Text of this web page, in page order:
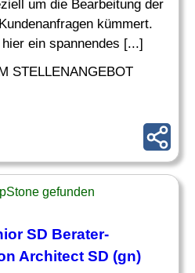
um die Bearbeitung der
kümmert.
ein spannendes [...]
STELLENANGEBOT
gefunden
SD Berater-
Architect SD (gn)